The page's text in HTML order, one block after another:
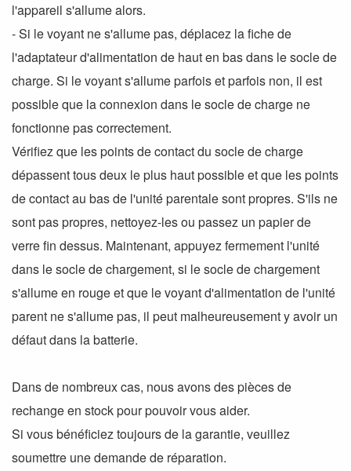
l'appareil s'allume alors.
- Si le voyant ne s'allume pas, déplacez la fiche de
l'adaptateur d'alimentation de haut en bas dans le socle de
charge. Si le voyant s'allume parfois et parfois non, il est
possible que la connexion dans le socle de charge ne
fonctionne pas correctement.
Vérifiez que les points de contact du socle de charge
dépassent tous deux le plus haut possible et que les points
de contact au bas de l'unité parentale sont propres. S'ils ne
sont pas propres, nettoyez-les ou passez un papier de
verre fin dessus. Maintenant, appuyez fermement l'unité
dans le socle de chargement, si le socle de chargement
s'allume en rouge et que le voyant d'alimentation de l'unité
parent ne s'allume pas, il peut malheureusement y avoir un
défaut dans la batterie.
Dans de nombreux cas, nous avons des pièces de
rechange en stock pour pouvoir vous aider.
Si vous bénéficiez toujours de la garantie, veuillez
soumettre une demande de réparation.